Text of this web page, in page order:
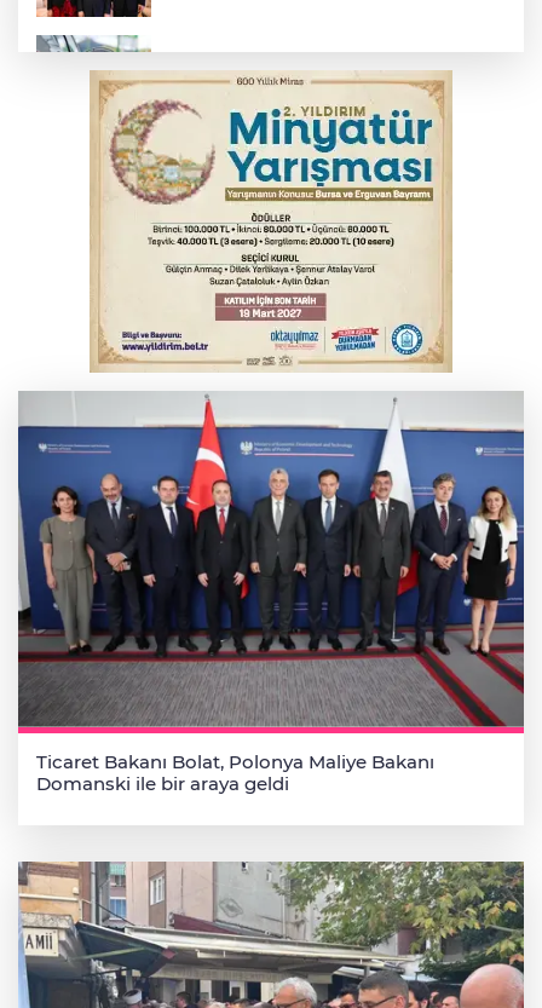
yansıyacak mı?
YENİ Parti Genel Başkanı Özel'den
Çerçeve Yasa yorumu
Serbest piyasada döviz fiyatları
Serbest piyasada altın fiyatları...
Ticaret Bakanı Bolat, Polonya Maliye Bakanı
Domanski ile bir araya geldi